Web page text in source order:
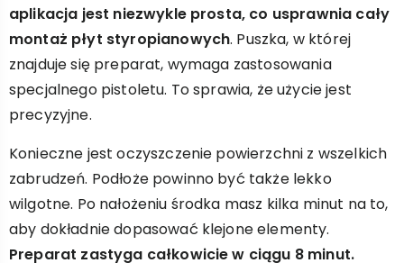
aplikacja jest niezwykle prosta, co usprawnia cały
montaż płyt styropianowych. Puszka, w której
znajduje się preparat, wymaga zastosowania
specjalnego pistoletu. To sprawia, że użycie jest
precyzyjne.
Konieczne jest oczyszczenie powierzchni z wszelkich
zabrudzeń. Podłoże powinno być także lekko
wilgotne. Po nałożeniu środka masz kilka minut na to,
aby dokładnie dopasować klejone elementy.
Preparat zastyga całkowicie w ciągu 8 minut.